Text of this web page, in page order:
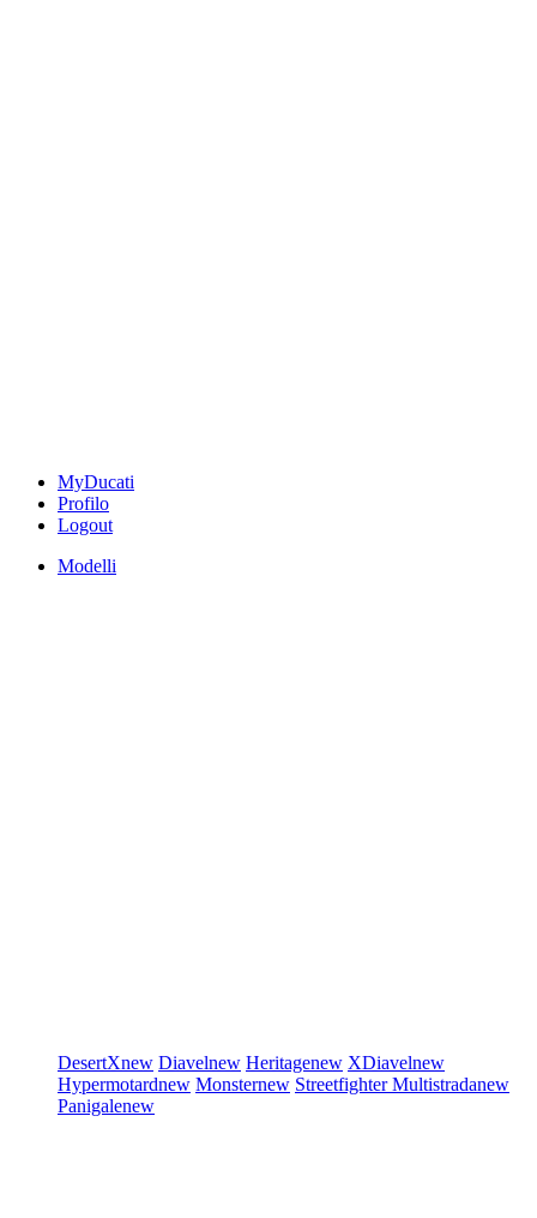
MyDucati
Profilo
Logout
Modelli
DesertXnew Diavelnew Heritagenew XDiavelnew
Hypermotardnew Monsternew StreetfighterMultistradanew
Panigalenew